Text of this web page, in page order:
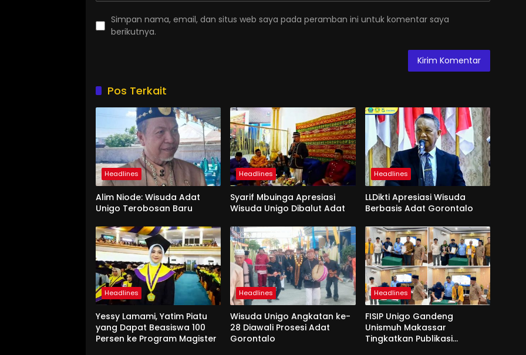
Simpan nama, email, dan situs web saya pada peramban ini untuk komentar saya
berikutnya.
Pos Terkait
Headlines
Alim Niode: Wisuda Adat
Unigo Terobosan Baru
Headlines
Syarif Mbuinga Apresiasi
Wisuda Unigo Dibalut Adat
Headlines
LLDikti Apresiasi Wisuda
Berbasis Adat Gorontalo
Headlines
Yessy Lamami, Yatim Piatu
yang Dapat Beasiswa 100
Persen ke Program Magister
Headlines
Wisuda Unigo Angkatan ke-
28 Diawali Prosesi Adat
Gorontalo
Headlines
FISIP Unigo Gandeng
Unismuh Makassar
Tingkatkan Publikasi